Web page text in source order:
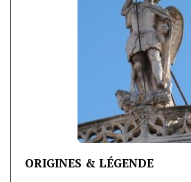
ORIGINES & LÉGENDE